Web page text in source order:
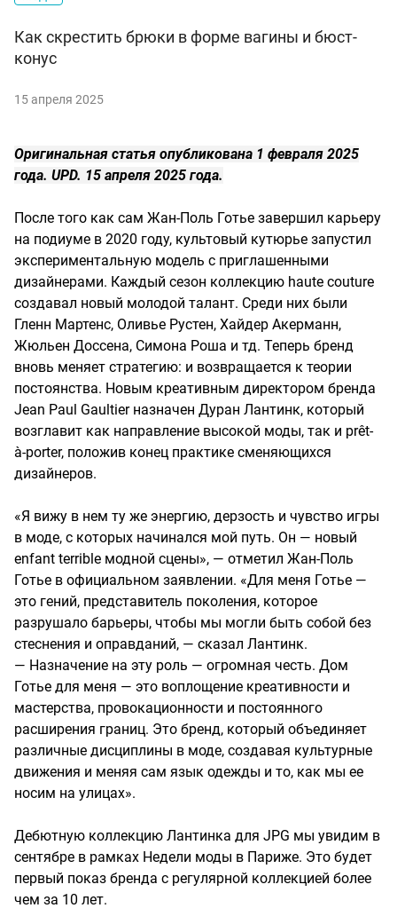
Как скрестить брюки в форме вагины и бюст-
конус
15 апреля 2025
Оригинальная статья опубликована 1 февраля 2025
года. UPD. 15 апреля 2025 года.
После того как сам Жан-Поль Готье завершил карьеру
на подиуме в 2020 году, культовый кутюрье запустил
экспериментальную модель с приглашенными
дизайнерами. Каждый сезон коллекцию haute couture
создавал новый молодой талант. Среди них были
Гленн Мартенс, Оливье Рустен, Хайдер Акерманн,
Жюльен Доссена, Симона Роша и тд. Теперь бренд
вновь меняет стратегию: и возвращается к теории
постоянства. Новым креативным директором бренда
Jean Paul Gaultier назначен Дуран Лантинк, который
возглавит как направление высокой моды, так и prêt-
à-porter, положив конец практике сменяющихся
дизайнеров.
«Я вижу в нем ту же энергию, дерзость и чувство игры
в моде, с которых начинался мой путь. Он — новый
enfant terrible модной сцены», — отметил Жан-Поль
Готье в официальном заявлении. «Для меня Готье —
это гений, представитель поколения, которое
разрушало барьеры, чтобы мы могли быть собой без
стеснения и оправданий, — сказал Лантинк.
— Назначение на эту роль — огромная честь. Дом
Готье для меня — это воплощение креативности и
мастерства, провокационности и постоянного
расширения границ. Это бренд, который объединяет
различные дисциплины в моде, создавая культурные
движения и меняя сам язык одежды и то, как мы ее
носим на улицах».
Дебютную коллекцию Лантинка для JPG мы увидим в
сентябре в рамках Недели моды в Париже. Это будет
первый показ бренда с регулярной коллекцией более
чем за 10 лет.